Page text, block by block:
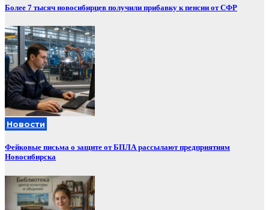
Более 7 тысяч новосибирцев получили прибавку к пенсии от СФР
Новости
Фейковые письма о защите от БПЛА рассылают предприятиям
Новосибирска